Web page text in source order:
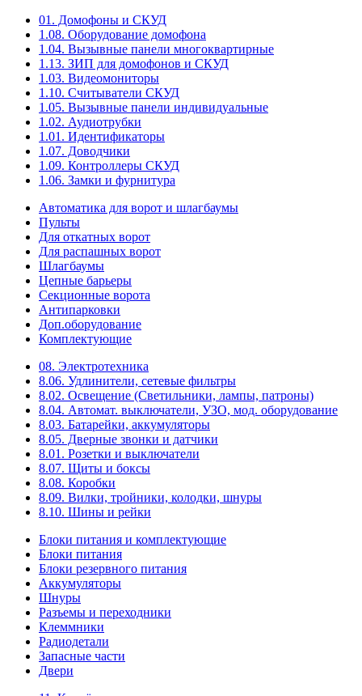
01. Домофоны и СКУД
1.08. Оборудование домофона
1.04. Вызывные панели многоквартирные
1.13. ЗИП для домофонов и СКУД
1.03. Видеомониторы
1.10. Считыватели СКУД
1.05. Вызывные панели индивидуальные
1.02. Аудиотрубки
1.01. Идентификаторы
1.07. Доводчики
1.09. Контроллеры СКУД
1.06. Замки и фурнитура
Автоматика для ворот и шлагбаумы
Пульты
Для откатных ворот
Для распашных ворот
Шлагбаумы
Цепные барьеры
Секционные ворота
Антипарковки
Доп.оборудование
Комплектующие
08. Электротехника
8.06. Удлинители, сетевые фильтры
8.02. Освещение (Светильники, лампы, патроны)
8.04. Автомат. выключатели, УЗО, мод. оборудование
8.03. Батарейки, аккумуляторы
8.05. Дверные звонки и датчики
8.01. Розетки и выключатели
8.07. Щиты и боксы
8.08. Коробки
8.09. Вилки, тройники, колодки, шнуры
8.10. Шины и рейки
Блоки питания и комплектующие
Блоки питания
Блоки резервного питания
Аккумуляторы
Шнуры
Разъемы и переходники
Клеммники
Радиодетали
Запасные части
Двери